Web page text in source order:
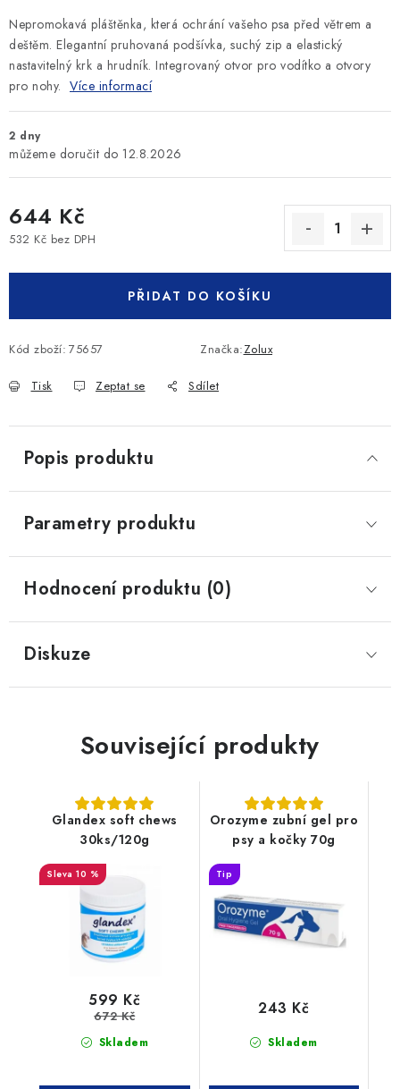
Nepromokavá pláštěnka, která ochrání vašeho psa před větrem a
deštěm. Elegantní pruhovaná podšívka, suchý zip a elastický
nastavitelný krk a hrudník. Integrovaný otvor pro vodítko a otvory
pro nohy. Více informací
2 dny
12.8.2026
644 Kč
532 Kč bez DPH
PŘIDAT DO KOŠÍKU
Kód zboží: 75657 Značka:Zolux
Tisk Zeptat se Sdílet
Popis produktu
Parametry produktu
Hodnocení produktu (0)
Diskuze
Související produkty
Glandex soft chews
30ks/120g
10 %
Skladem
599 Kč
672 Kč
Orozyme zubní gel pro
psy a kočky 70g
Tip
Skladem
243 Kč